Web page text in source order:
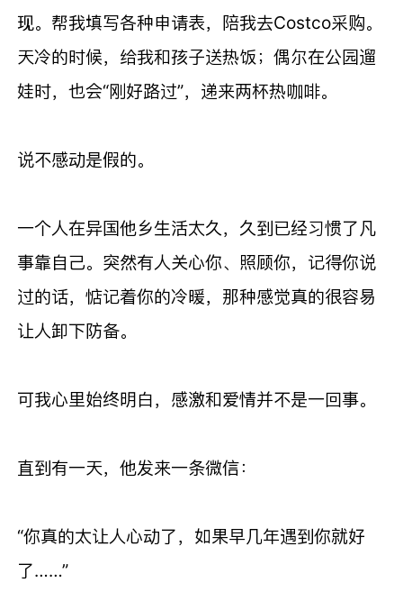
现。帮我填写各种申请表，陪我去Costco采购。
天冷的时候，给我和孩子送热饭；偶尔在公园遛
娃时，也会“刚好路过”，递来两杯热咖啡。
说不感动是假的。
一个人在异国他乡生活太久，久到已经习惯了凡
事靠自己。突然有人关心你、照顾你，记得你说
过的话，惦记着你的冷暖，那种感觉真的很容易
让人卸下防备。
可我心里始终明白，感激和爱情并不是一回事。
直到有一天，他发来一条微信：
“你真的太让人心动了，如果早几年遇到你就好
了……”